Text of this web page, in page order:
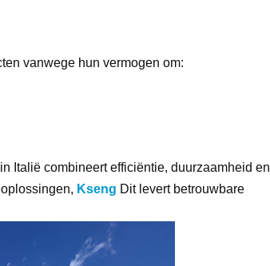
vanwege hun vermogen om:
Italië combineert efficiëntie, duurzaamheid en
Kseng Dit levert betrouwbare